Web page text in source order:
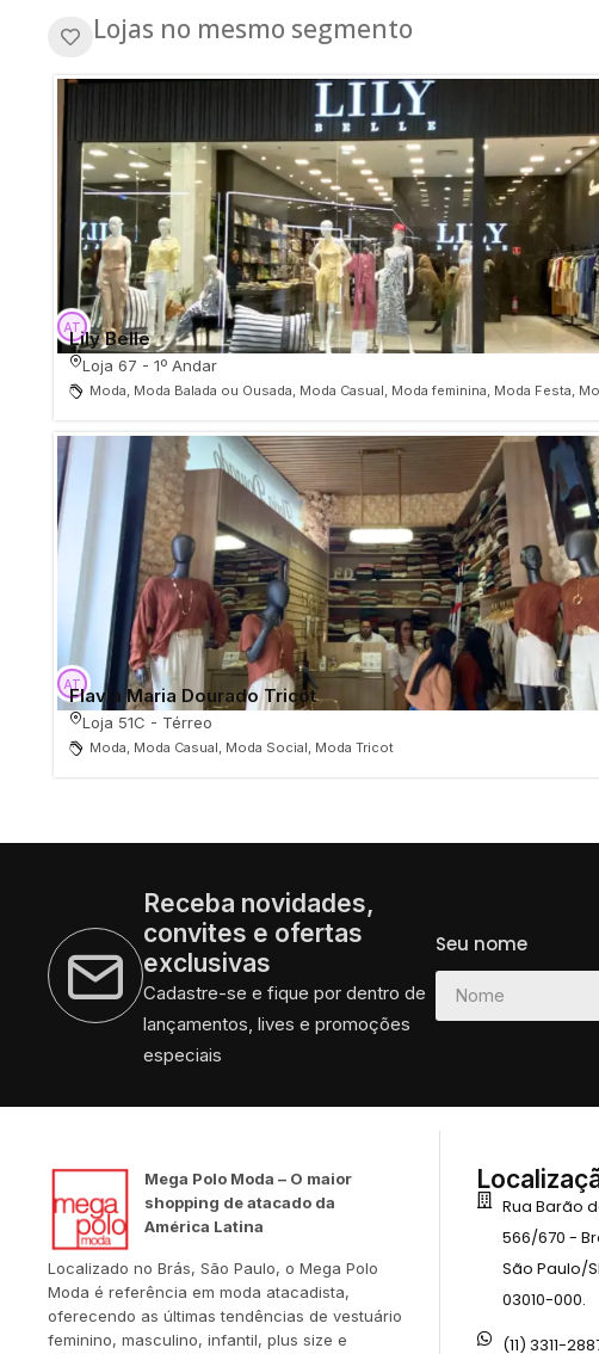
Lojas no mesmo segmento
Lily Belle
Loja 67 - 1º Andar
Moda, Moda Balada ou Ousada, Moda Casual, Moda feminina, Moda Festa,
Flavia Maria Dourado Tricot
Loja 51C - Térreo
Moda, Moda Casual, Moda Social, Moda Tricot
Receba novidades,
convites e ofertas
exclusivas
Cadastre-se e fique por dentro de
lançamentos, lives e promoções
especiais
Seu nome
Mega Polo Moda – O maior
shopping de atacado da
América Latina
Localizado no Brás, São Paulo, o Mega Polo
Moda é referência em moda atacadista,
oferecendo as últimas tendências de vestuário
feminino, masculino, infantil, plus size e
Rua Barão
566/670 -
São Paulo/
03010-000.
(11) 3311-